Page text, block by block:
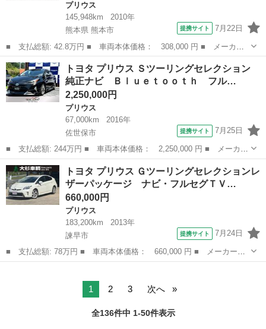
プリウス
145,948km
2010年
熊本県 熊本市
提携サイト 7月22日
■ 支払総額: 42.8万円 ■ 車両本体価格： 308,000 円 ■ メーカー
名： トヨタ ■ 車種名： プリウス ■ グレード名： Ｓ ＨＶＢ
再充電渡し保証付き ＥＴＣ バックカメラ ナビ ＴＶ アルミホ
イール ＣＶ...
熊本 熊本市 プリウス
トヨタ プリウス Ｓツーリングセレクション
純正ナビ Ｂｌｕｅｔｏｏｔｈ フル…
2,250,000円
プリウス
67,000km
2016年
佐世保市
提携サイト 7月25日
■ 支払総額: 244万円 ■ 車両本体価格： 2,250,000 円 ■ メーカー
名： トヨタ ■ 車種名： プリウス ■ グレード名： Ｓツーリン
グセレクション 純正ナビ Ｂｌｕｅｔｏｏｔｈ フルセグ ＣＤ／
ＤＶＤ バ...
長崎 佐世保市 プリウス
トヨタ プリウス Ｇツーリングセレクションレ
ザーパッケージ ナビ・フルセグＴＶ…
660,000円
プリウス
183,200km
2013年
諫早市
提携サイト 7月24日
■ 支払総額: 78万円 ■ 車両本体価格： 660,000 円 ■ メーカー
名： トヨタ ■ 車種名： プリウス ■ グレード名： Ｇツーリン
1 2 3 次へ
全136件中 1-50件表示